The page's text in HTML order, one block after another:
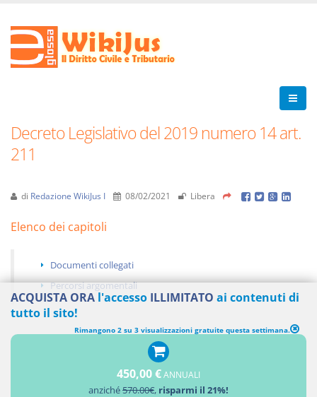
Decreto Legislativo del 2019 numero 14 art.
211
di Redazione WikiJus I 08/02/2021 Libera
Elenco dei capitoli
Documenti collegati
Percorsi argomentali
CAPO IV Esercizio dell'impresa e liquidazione dell'attivo -
SEZIONE I Disposizioni generali (ESERCIZIO DELL'IMPRESA DEL
ACQUISTA ORA l'accesso ILLIMITATO ai contenuti di
tutto il sito!
Rimangono 2 su 3 visualizzazioni gratuite questa settimana.
450,00 €ANNUALI
anziché570.00€, risparmi il 21%!